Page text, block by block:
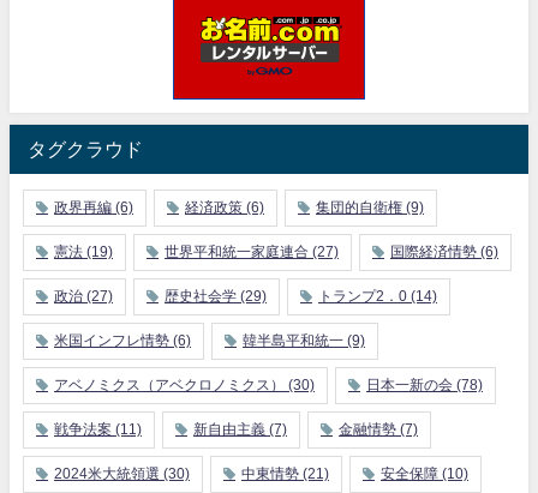
タグクラウド
政界再編 (6) 経済政策 (6) 集団的自衛権 (9)
憲法 (19) 世界平和統一家庭連合 (27) 国際経済情勢 (6)
政治 (27) 歴史社会学 (29) トランプ2．0 (14)
米国インフレ情勢 (6) 韓半島平和統一 (9)
アベノミクス（アベクロノミクス） (30) 日本一新の会 (78)
戦争法案 (11) 新自由主義 (7) 金融情勢 (7)
2024米大統領選 (30) 中東情勢 (21) 安全保障 (10)